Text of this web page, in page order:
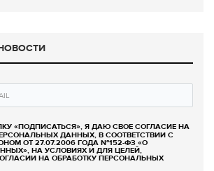
«ПОДПИСАТЬСЯ», Я ДАЮ СВОЕ СОГЛАСИЕ НА
ДАННЫХ, В СООТВЕТСТВИИ С
ОТ 27.07.2006 ГОДА №152-ФЗ «О
НА УСЛОВИЯХ И ДЛЯ ЦЕЛЕЙ,
НА ОБРАБОТКУ ПЕРСОНАЛЬНЫХ